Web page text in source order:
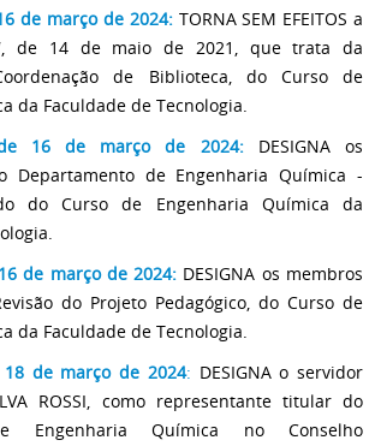
de março de 2024: TORNA SEM EFEITOS a
de 14 de maio de 2021, que trata da
de Biblioteca, do Curso de
da Faculdade de Tecnologia.
16 de março de 2024:
DESIGNA os
Departamento de Engenharia Química -
do Curso de Engenharia Química da
de março de 2024: DESIGNA os membros
do Projeto Pedagógico, do Curso de
da Faculdade de Tecnologia.
de março de 2024: DESIGNA o servidor
ROSSI, como representante titular do
Engenharia Química no Conselho